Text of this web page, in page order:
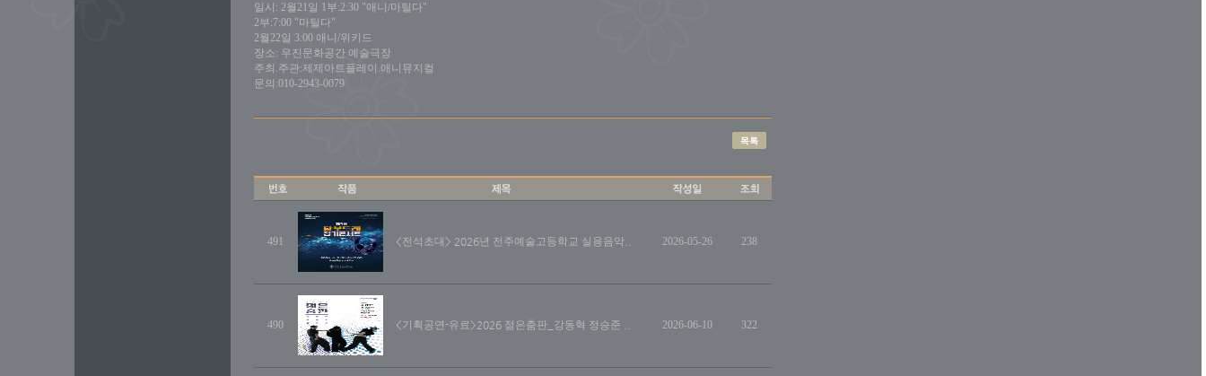
일시: 2월21일 1부:2:30 "애니/마틸다"
2부:7:00 "마틸다"
2월22일 3:00 애니/위키드
장소: 우진문화공간 예술극장
주최.주관:제제아트플레이.애니뮤지컬
문의:010-2943-0079
491 <전석초대> 2026년 전주예술고등학교 실용음악.. 2026-05-26 238
490 <기획공연-유료>2026 젊은춤판_강동혁 정승준 .. 2026-06-10 322